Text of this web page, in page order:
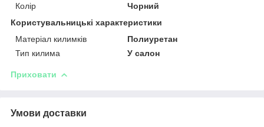
Колір
Чорний
Користувальницькі характеристики
Матеріал килимків
Полиуретан
Тип килима
У салон
Приховати
Умови доставки